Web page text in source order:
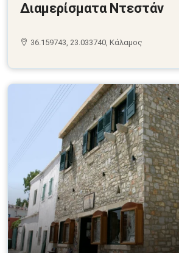
Διαμερίσματα Ντεστάν
36.159743, 23.033740, Κάλαμος